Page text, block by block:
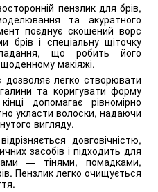
пензлик для брів,
та акуратного
поєднує скошений ворс
брів і спеціальну щіточку
що робить його
макіяжі.
легко створювати
та коригувати форму
допомагає рівномірно
укласти волоски, надаючи
вигляду.
довговічністю,
засобів і підходить для
— тінями, помадками,
Пензлик легко очищується